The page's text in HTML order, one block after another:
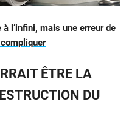
l’infini, mais une erreur de
ÊTRE LA
DU